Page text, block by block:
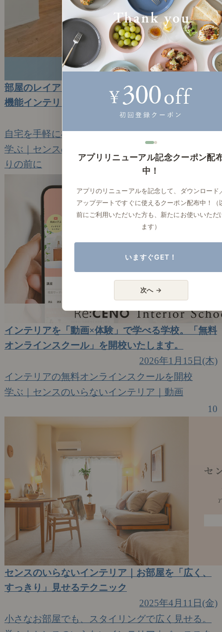
部屋のレイアウトをAIが1分で無料提案。簡単・高
機能インテリアシミュレーター
2026年1月15日(木)
自宅を手軽に模様替えできるAIツールです。
学ぶ｜センスのいらないインテリア｜お部屋づく
りの前に
インテリアを「動画×体験」で学べる学校。「無料
オンラインスクール」を開校いたします。
2026年1月15日(木)
インテリアの無料オンラインスクールを開校
学ぶ｜センスのいらないインテリア｜動画
10
センスのいらないインテリア｜お部屋を「広く、
すっきり」見せるテクニック
2025年4月11日(金)
小さなお部屋でも、スタイリングで広く見せる。
アプリリニューアル記念クーポン配
中！
アプリのリニューアルを記念して、ダウンロード
アップデートですぐに使えるクーポン配布中！（
前にご利用いただいた方も、新たにお使いいただ
ます）
いますぐGET！
次へ →